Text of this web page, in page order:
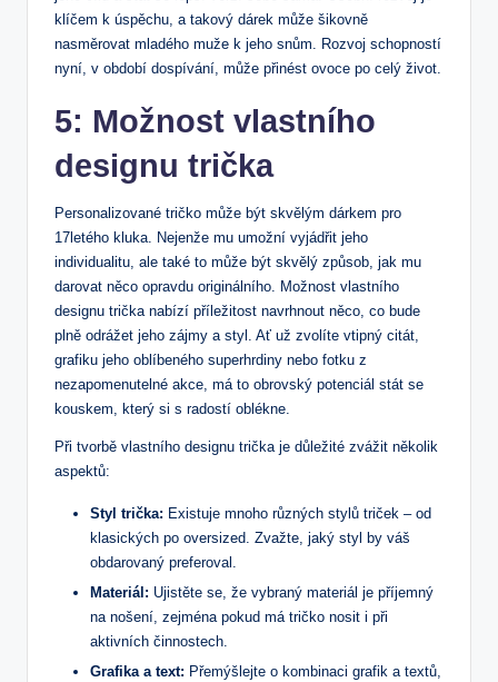
klíčem k úspěchu, a takový dárek může šikovně
nasměrovat mladého muže k jeho snům. Rozvoj schopností
nyní, v období dospívání, může přinést ovoce po celý život.
5: Možnost vlastního
designu trička
Personalizované tričko může být skvělým dárkem pro
17letého kluka. Nejenže mu umožní vyjádřit jeho
individualitu, ale také to může být skvělý způsob, jak mu
darovat něco opravdu originálního. Možnost vlastního
designu trička nabízí příležitost navrhnout něco, co bude
plně odrážet jeho zájmy a styl. Ať už zvolíte vtipný citát,
grafiku jeho oblíbeného superhrdiny nebo fotku z
nezapomenutelné akce, má to obrovský potenciál stát se
kouskem, který si s radostí oblékne.
Při tvorbě vlastního designu trička je důležité zvážit několik
aspektů:
Styl trička: Existuje mnoho různých stylů triček – od
klasických po oversized. Zvažte, jaký styl by váš
obdarovaný preferoval.
Materiál: Ujistěte se, že vybraný materiál je příjemný
na nošení, zejména pokud má tričko nosit i při
aktivních činnostech.
Grafika a text: Přemýšlejte o kombinaci grafik a textů,